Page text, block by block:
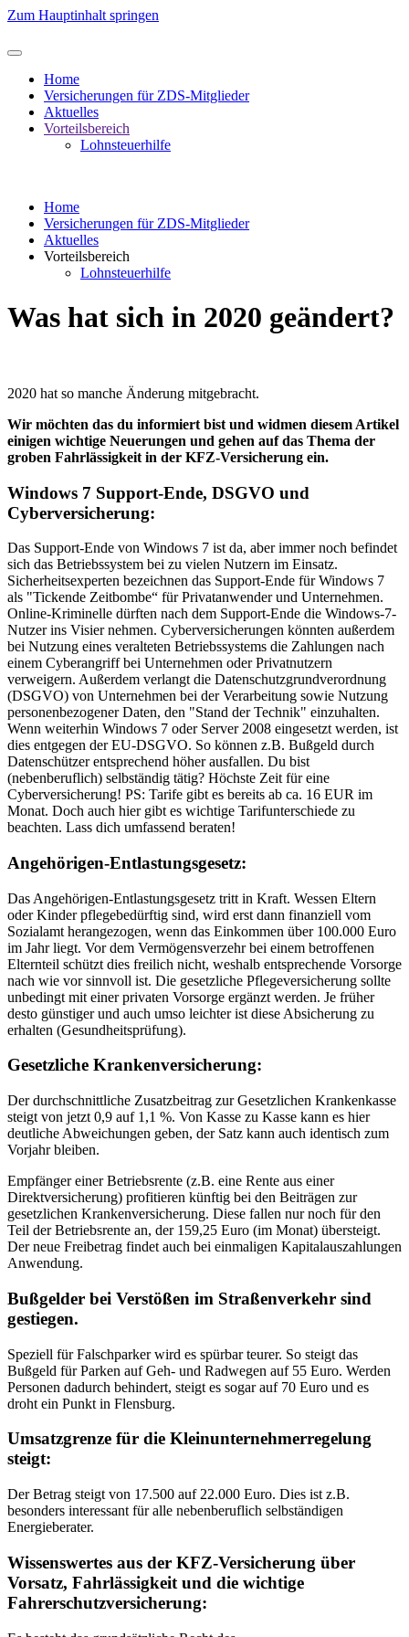
Zum Hauptinhalt springen
Home
Versicherungen für ZDS-Mitglieder
Aktuelles
Vorteilsbereich
Lohnsteuerhilfe
Home
Versicherungen für ZDS-Mitglieder
Aktuelles
Vorteilsbereich
Lohnsteuerhilfe
Was hat sich in 2020 geändert?
2020 hat so manche Änderung mitgebracht.
Wir möchten das du informiert bist und widmen diesem Artikel
einigen wichtige Neuerungen und gehen auf das Thema der
groben Fahrlässigkeit in der KFZ-Versicherung ein.
Windows 7 Support-Ende, DSGVO und
Cyberversicherung:
Das Support-Ende von Windows 7 ist da, aber immer noch befindet
sich das Betriebssystem bei zu vielen Nutzern im Einsatz.
Sicherheitsexperten bezeichnen das Support-Ende für Windows 7
als "Tickende Zeitbombe“ für Privatanwender und Unternehmen.
Online-Kriminelle dürften nach dem Support-Ende die Windows-7-
Nutzer ins Visier nehmen. Cyberversicherungen könnten außerdem
bei Nutzung eines veralteten Betriebssystems die Zahlungen nach
einem Cyberangriff bei Unternehmen oder Privatnutzern
verweigern. Außerdem verlangt die Datenschutzgrundverordnung
(DSGVO) von Unternehmen bei der Verarbeitung sowie Nutzung
personenbezogener Daten, den "Stand der Technik" einzuhalten.
Wenn weiterhin Windows 7 oder Server 2008 eingesetzt werden, ist
dies entgegen der EU-DSGVO. So können z.B. Bußgeld durch
Datenschützer entsprechend höher ausfallen. Du bist
(nebenberuflich) selbständig tätig? Höchste Zeit für eine
Cyberversicherung! PS: Tarife gibt es bereits ab ca. 16 EUR im
Monat. Doch auch hier gibt es wichtige Tarifunterschiede zu
beachten. Lass dich umfassend beraten!
Angehörigen-Entlastungsgesetz:
Das Angehörigen-Entlastungsgesetz tritt in Kraft. Wessen Eltern
oder Kinder pflegebedürftig sind, wird erst dann finanziell vom
Sozialamt herangezogen, wenn das Einkommen über 100.000 Euro
im Jahr liegt. Vor dem Vermögensverzehr bei einem betroffenen
Elternteil schützt dies freilich nicht, weshalb entsprechende Vorsorge
nach wie vor sinnvoll ist. Die gesetzliche Pflegeversicherung sollte
unbedingt mit einer privaten Vorsorge ergänzt werden. Je früher
desto günstiger und auch umso leichter ist diese Absicherung zu
erhalten (Gesundheitsprüfung).
Gesetzliche Krankenversicherung:
Der durchschnittliche Zusatzbeitrag zur Gesetzlichen Krankenkasse
steigt von jetzt 0,9 auf 1,1 %. Von Kasse zu Kasse kann es hier
deutliche Abweichungen geben, der Satz kann auch identisch zum
Vorjahr bleiben.
Empfänger einer Betriebsrente (z.B. eine Rente aus einer
Direktversicherung) profitieren künftig bei den Beiträgen zur
gesetzlichen Krankenversicherung. Diese fallen nur noch für den
Teil der Betriebsrente an, der 159,25 Euro (im Monat) übersteigt.
Der neue Freibetrag findet auch bei einmaligen Kapitalauszahlungen
Anwendung.
Bußgelder bei Verstößen im Straßenverkehr sind
gestiegen.
Speziell für Falschparker wird es spürbar teurer. So steigt das
Bußgeld für Parken auf Geh- und Radwegen auf 55 Euro. Werden
Personen dadurch behindert, steigt es sogar auf 70 Euro und es
droht ein Punkt in Flensburg.
Umsatzgrenze für die Kleinunternehmerregelung
steigt:
Der Betrag steigt von 17.500 auf 22.000 Euro. Dies ist z.B.
besonders interessant für alle nebenberuflich selbständigen
Energieberater.
Wissenswertes aus der KFZ-Versicherung über
Vorsatz, Fahrlässigkeit und die wichtige
Fahrerschutzversicherung: